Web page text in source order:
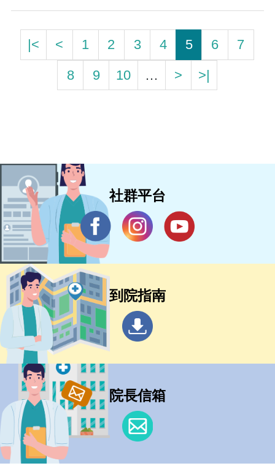
|< < 1 2 3 4 5 6
7
8
9 10 … > >|
社群平台
到院指南
院長信箱